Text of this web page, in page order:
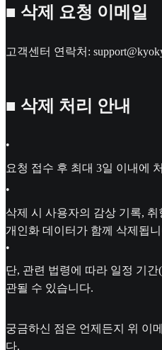
■ 삭제 요청 이메일
고객센터 연락처:
■ 삭제 처리 안내
•
요청 접수 후 최대 3일 이내에
•
삭제 시 사용자의 감상 기록,
개인화 데이터가 함께 삭제됩
•
단, 관련 법령에 따라 일정 기
관될 수 있습니다.
궁금하신 점은 언제든지 위 이
다.